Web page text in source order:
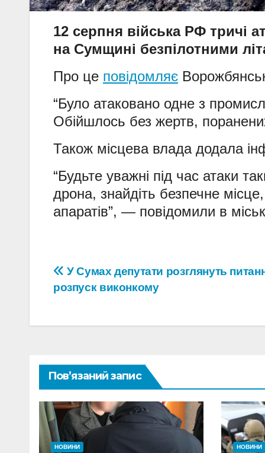
12 серпня війська РФ тричі
на Сумщині безпілотними
Про це повідомляє
“Було атаковано одне з
Обійшлось без жертв,
Також місцева влада додала
“Будьте уважні під час атаки
дрона, знайдіть безпечне
апаратів”, — повідомили в
Навігація
записів
У Сумах депутати розглянуть
розпуск виконкому
Пов’язаний запис
НОВИНИ НОВИНИ